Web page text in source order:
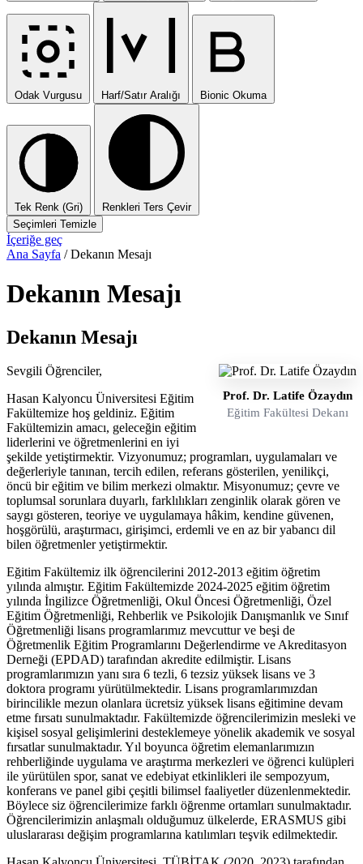
Odak Vurgusu Harf/Satır Aralığı Bionic Okuma
Tek Renk (Gri)
Renkleri Ters Çevir
Seçimleri Temizle
İçeriğe geç
Ana Sayfa / Dekanın Mesajı
Dekanın Mesajı
Dekanın Mesajı
Prof. Dr. Latife Özaydın
Eğitim Fakültesi Dekanı
Sevgili Öğrenciler,
Hasan Kalyoncu Üniversitesi Eğitim
Fakültemize hoş geldiniz. Eğitim
Fakültemizin amacı, geleceğin eğitim
liderlerini ve öğretmenlerini en iyi
şekilde yetiştirmektir. Vizyonumuz; programları, uygulamaları ve
değerleriyle tanınan, tercih edilen, referans gösterilen, yenilikçi,
öncü bir eğitim ve bilim merkezi olmaktır. Misyonumuz; çevre ve
toplumsal sorunlara duyarlı, farklılıkları zenginlik olarak gören ve
saygı gösteren, teoriye ve uygulamaya hâkim, kendine güvenen,
hoşgörülü, araştırmacı, girişimci, erdemli ve en az bir yabancı dil
bilen öğretmenler yetiştirmektir.
Eğitim Fakültemiz ilk öğrencilerini 2012-2013 eğitim öğretim
yılında almıştır. Eğitim Fakültemizde 2024-2025 eğitim öğretim
yılında İngilizce Öğretmenliği, Okul Öncesi Öğretmenliği, Özel
Eğitim Öğretmenliği, Rehberlik ve Psikolojik Danışmanlık ve Sınıf
Öğretmenliği lisans programlarımız mevcuttur ve beşi de
Öğretmenlik Eğitim Programlarını Değerlendirme ve Akreditasyon
Derneği (EPDAD) tarafından akredite edilmiştir. Lisans
programlarımızın yanı sıra 6 tezli, 6 tezsiz yüksek lisans ve 3
doktora programı yürütülmektedir. Lisans programlarımızdan
birincilikle mezun olanlara ücretsiz yüksek lisans eğitimine devam
etme fırsatı sunulmaktadır. Fakültemizde öğrencilerimizin mesleki ve
kişisel sosyal gelişimlerini desteklemeye yönelik akademik ve sosyal
fırsatlar sunulmaktadır. Yıl boyunca öğretim elemanlarımızın
rehberliğinde uygulama ve araştırma merkezleri ve öğrenci kulüpleri
ile yürütülen spor, sanat ve edebiyat etkinlikleri ile sempozyum,
konferans ve panel gibi çeşitli bilimsel faaliyetler düzenlenmektedir.
Böylece siz öğrencilerimize farklı öğrenme ortamları sunulmaktadır.
Öğrencilerimizin anlaşmalı olduğumuz ülkelerde, ERASMUS gibi
uluslararası değişim programlarına katılımları teşvik edilmektedir.